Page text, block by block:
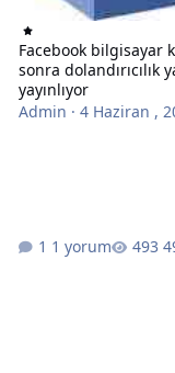
Facebook bilgisayar
sonra
yayınlıyor
Admin · 4 Haziran ,
1 yorum